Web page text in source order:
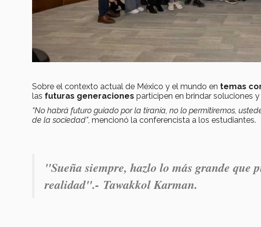
Sobre el contexto actual de México y el mundo en temas
las futuras generaciones participen en brindar soluciones
“No habrá futuro guiado por la tiranía, no lo permitiremos,
de la sociedad”, mencionó la conferencista a los estudiantes.
"Sueña siempre, hazlo lo más grande que
realidad".- Tawakkol Karman.